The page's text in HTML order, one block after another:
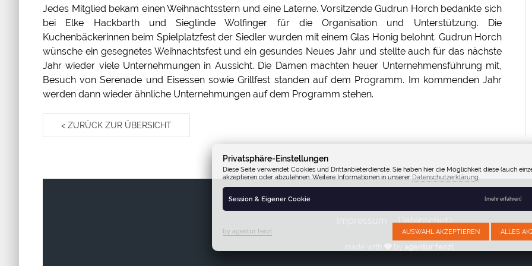
Jedes Mitglied bekam einen Weihnachtsstern und eine Laterne. Vorsitzende Gudrun Horch bedankte sich
bei Elke Hackbarth und Sieglinde Wolfinger für die Organisation und Unterstützung. Die
Kuchenbäckerinnen beim Spielplatzfest der Siedler wurden mit einem Glas Honig belohnt. Gudrun Horch
wünsche ein gesegnetes Weihnachtsfest und ein gesundes Neues Jahr und stellte auch für das nächste
Jahr wieder viele Unternehmungen in Aussicht. Die Damen machten heuer Unternehmensführung mit,
Besuch von Serenade und Eisessen sowie Grillfest standen auf dem Programm. Im kommenden Jahr
werden dann wieder ähnliche Unternehmungen auf dem Programm stehen.
< ZURÜCK ZUR ÜBERSICHT
Datenschutz
Privatsphäre-Einstellungen
Diese Seite verwendet Cookies und Drittanbieterdienste. Sie haben hier die Möglichkeit diese (auch
akzeptieren oder abzulehnen. Weitere Informationen in unserer Datenschutzerklärung.
Session & Eigener Cookie [mehr erfahren]
by agentur fenzl AUSWAHL AKZEPTIEREN ALLES